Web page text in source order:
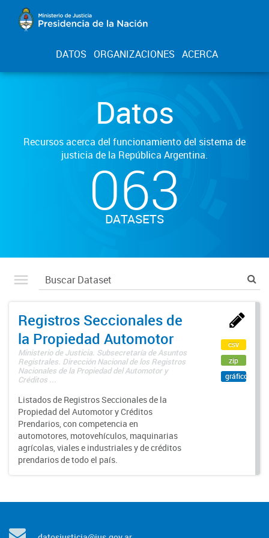
DATOS ORGANIZACIONES ACERCA
Datos
Recursos acerca del funcionamiento del sistema de
justicia de la República Argentina.
063
DATASETS
Registros Seccionales de
la Propiedad Automotor
Ministerio de Justicia. Subsecretaría de Asuntos
Registrales. Dirección Nacional de los Registros
Nacionales de la Propiedad del Automotor y
Créditos ...
Listados de Registros Seccionales de la
Propiedad del Automotor y Créditos
Prendarios, con competencia en
automotores, motovehículos, maquinarias
agrícolas, viales e industriales y de créditos
prendarios de todo el país.
csv
zip
gráfico